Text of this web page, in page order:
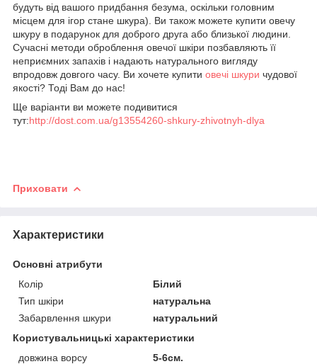
будуть від вашого придбання безума, оскільки головним
місцем для ігор стане шкура). Ви також можете купити овечу
шкуру в подарунок для доброго друга або близької людини.
Сучасні методи оброблення овечої шкіри позбавляють її
неприємних запахів і надають натурального вигляду
впродовж довгого часу. Ви хочете купити овечі шкури чудової
якості? Тоді Вам до нас!
Ще варіанти ви можете подивитися
тут:http://dost.com.ua/g13554260-shkury-zhivotnyh-dlya
Приховати
Характеристики
Основні атрибути
Колір
Білий
Тип шкіри
натуральна
Забарвлення шкури
натуральний
Користувальницькі характеристики
довжина ворсу
5-6см.